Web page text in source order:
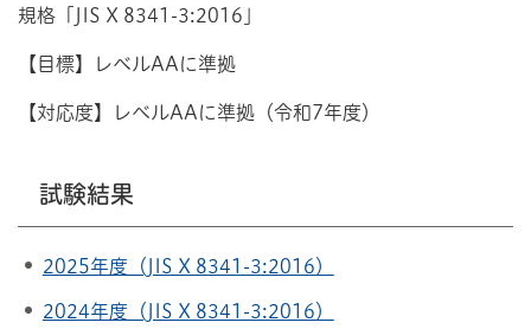
規格「JIS X 8341-3:2016」
【目標】レベルAAに準拠
【対応度】レベルAAに準拠 （令和7年度）
試験結果
2025年度（JIS X 8341-3:2016）
2024年度（JIS X 8341-3:2016）